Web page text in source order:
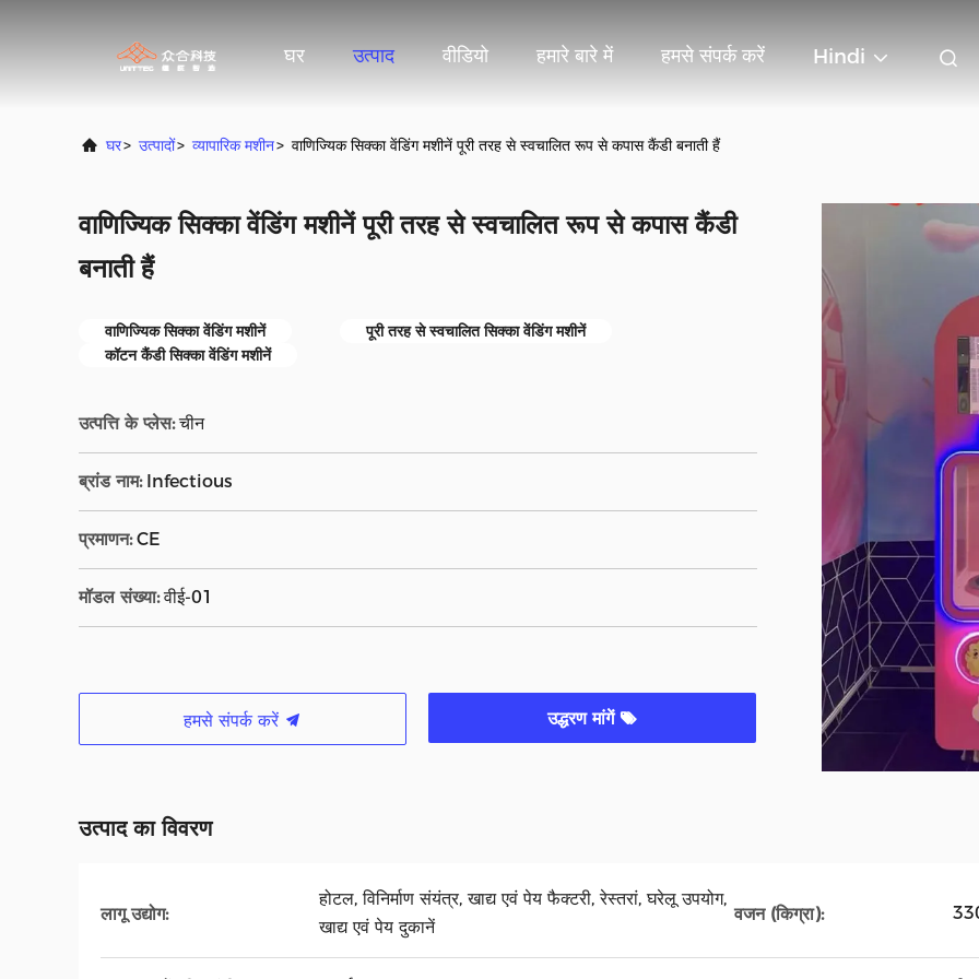
घर उत्पाद वीडियो हमारे बारे में हमसे संपर्क करें Hindi
घर> उत्पादों> व्यापारिक मशीन> वाणिज्यिक सिक्का वेंडिंग मशीनें पूरी तरह से स्वचालित रूप से कपास कैंडी बनाती हैं
वाणिज्यिक सिक्का वेंडिंग मशीनें पूरी तरह से स्वचालित रूप से कपास कैंडी
बनाती हैं
वाणिज्यिक सिक्का वेंडिंग मशीनें
पूरी तरह से स्वचालित सिक्का वेंडिंग मशीनें
कॉटन कैंडी सिक्का वेंडिंग मशीनें
उत्पत्ति के प्लेस: चीन
ब्रांड नाम: Infectious
प्रमाणन: CE
मॉडल संख्या: वीई-01
हमसे संपर्क करें उद्धरण मांगें
उत्पाद का विवरण
लागू उद्योग:
होटल, विनिर्माण संयंत्र, खाद्य एवं पेय फैक्टरी, रेस्तरां, घरेलू उपयोग,
खाद्य एवं पेय दुकानें
वजन (किग्रा):